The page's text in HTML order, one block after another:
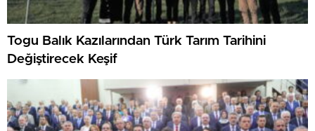
Togu Balık Kazılarından Türk Tarım Tarihini
Değiştirecek Keşif